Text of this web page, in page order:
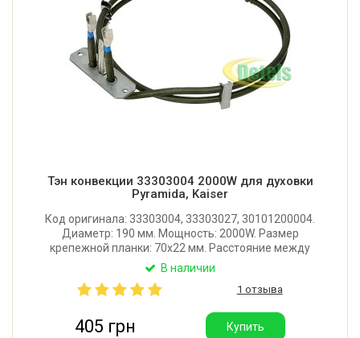
Тэн конвекции 33303004 2000W для духовки
Pyramida, Kaiser
Код оригинала: 33303004, 33303027, 30101200004.
Диаметр: 190 мм. Мощность: 2000W. Размер
крепежной планки: 70x22 мм. Расстояние между
центрами отверстий крепления: 60 мм.
В наличии
1 отзыва
405 грн Купить